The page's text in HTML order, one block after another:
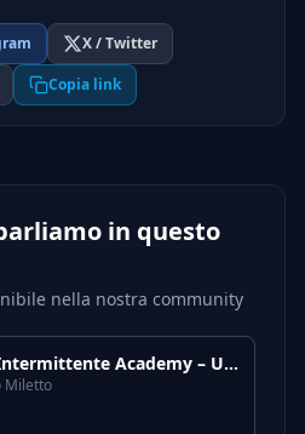
X / Twitter
Copia link
in questo
nella nostra community
Digiuno Intermittente Academy – Umberto Miletto
Miletto